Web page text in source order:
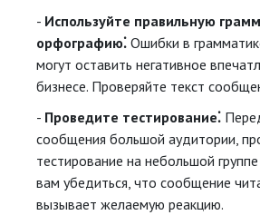
Используйте правильную
орфографию⁚ Ошибки в
могут оставить негативное
бизнесе. Проверяйте текст
Проведите тестирование⁚
сообщения большой аудитории,
тестирование на небольшой
вам убедиться, что сообщение
вызывает желаемую реакцию.